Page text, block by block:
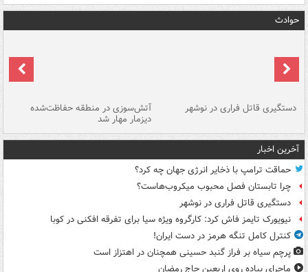
حوادث
دستگیری قاتل فراری در نوشهر آتش‌سوزی در منطقه حفاظت‌شده
دیزمار مهار شد
آخرین اخبار
حماقت ترامپ با ذخایر انرژی جهان چه کرد؟
چرا تابستان فصل محبوب میکروب‌هاست؟
دستگیری قاتل فراری در نوشهر
نیویورک تایمز فاش کرد: کارگروه ویژه سیا برای تفرقه افکنی در کوبا
کنترل کامل تنگه هرمز در دست ایران!
پرچم سیاه بر فراز گنبد حسینی همچنان در اهتزاز است
ماجرای پیاده روی اربعین حاج رمضان